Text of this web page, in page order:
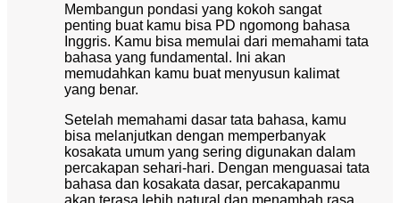
Membangun pondasi yang kokoh sangat
penting buat kamu bisa PD ngomong bahasa
Inggris. Kamu bisa memulai dari memahami tata
bahasa yang fundamental. Ini akan
memudahkan kamu buat menyusun kalimat
yang benar.
Setelah memahami dasar tata bahasa, kamu
bisa melanjutkan dengan memperbanyak
kosakata umum yang sering digunakan dalam
percakapan sehari-hari. Dengan menguasai tata
bahasa dan kosakata dasar, percakapanmu
akan terasa lebih natural dan menambah rasa